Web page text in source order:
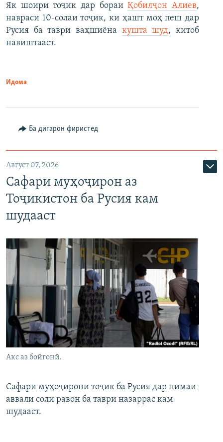
Як шоири тоҷик дар бораиҚобилҷон Алиев,
навраси 10-солаи тоҷик, ки ҳашт моҳ пеш дар
Русия ба таври ваҳшиёна кушта шуд, китоб
навиштааст.
Идома
Ба дигарон фиристед
Август 07, 2026
Сафари муҳоҷирон аз
Тоҷикистон ба Русия кам
шудааст
Акс аз бойгонӣ.
Сафари муҳоҷирони тоҷик ба Русия дар нимаи
аввали соли равон ба таври назаррас кам
шудааст.